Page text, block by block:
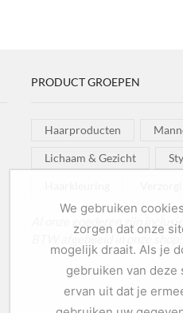
PRODUCT GROEPEN
Haarproducten
Lichaam & Gezicht
Al onze goederen zijn inclusief
BTW afgebeeld in onze shop!
We gebruiken
zorgen dat onze
mogelijk draait. Als je
gebruiken van deze
ervan uit dat je